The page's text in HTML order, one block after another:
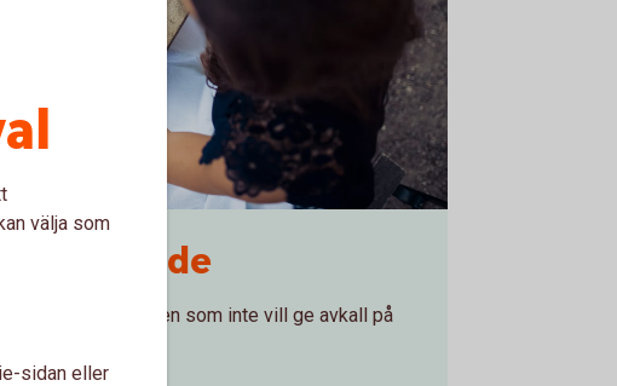
investeraren som inte vill ge avkall på
välja som
sidan eller